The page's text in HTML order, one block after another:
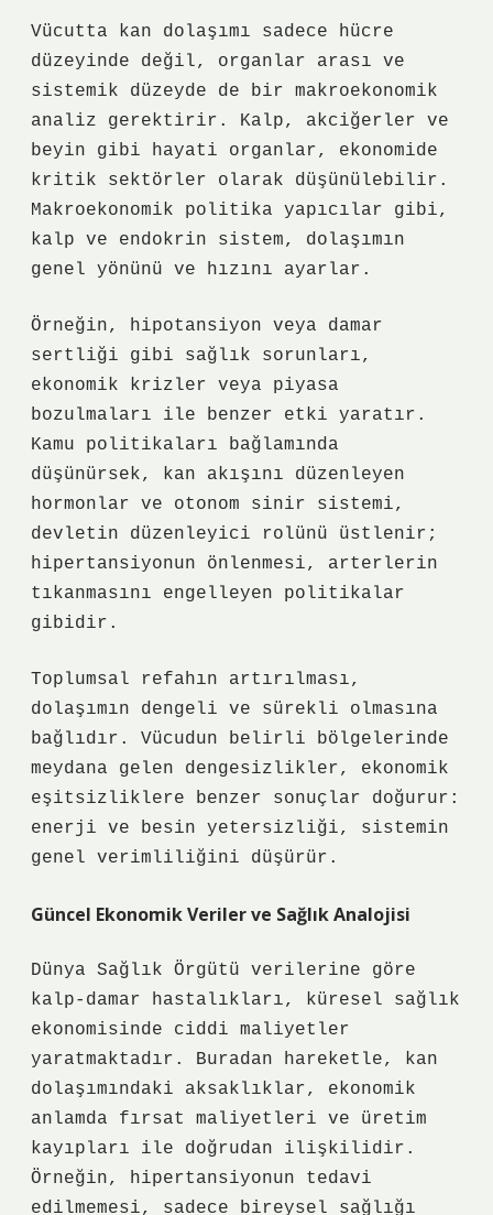
Vücutta kan dolaşımı sadece hücre
düzeyinde değil, organlar arası ve
sistemik düzeyde de bir makroekonomik
analiz gerektirir. Kalp, akciğerler ve
beyin gibi hayati organlar, ekonomide
kritik sektörler olarak düşünülebilir.
Makroekonomik politika yapıcılar gibi,
kalp ve endokrin sistem, dolaşımın
genel yönünü ve hızını ayarlar.
Örneğin, hipotansiyon veya damar
sertliği gibi sağlık sorunları,
ekonomik krizler veya piyasa
bozulmaları ile benzer etki yaratır.
Kamu politikaları bağlamında
düşünürsek, kan akışını düzenleyen
hormonlar ve otonom sinir sistemi,
devletin düzenleyici rolünü üstlenir;
hipertansiyonun önlenmesi, arterlerin
tıkanmasını engelleyen politikalar
gibidir.
Toplumsal refahın artırılması,
dolaşımın dengeli ve sürekli olmasına
bağlıdır. Vücudun belirli bölgelerinde
meydana gelen dengesizlikler, ekonomik
eşitsizliklere benzer sonuçlar doğurur:
enerji ve besin yetersizliği, sistemin
genel verimliliğini düşürür.
Güncel Ekonomik Veriler ve Sağlık Analojisi
Dünya Sağlık Örgütü verilerine göre
kalp-damar hastalıkları, küresel sağlık
ekonomisinde ciddi maliyetler
yaratmaktadır. Buradan hareketle, kan
dolaşımındaki aksaklıklar, ekonomik
anlamda fırsat maliyetleri ve üretim
kayıpları ile doğrudan ilişkilidir.
Örneğin, hipertansiyonun tedavi
edilmemesi, sadece bireysel sağlığı